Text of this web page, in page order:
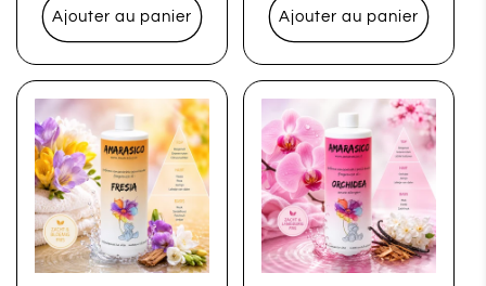
Ajouter au panier Ajouter au panier